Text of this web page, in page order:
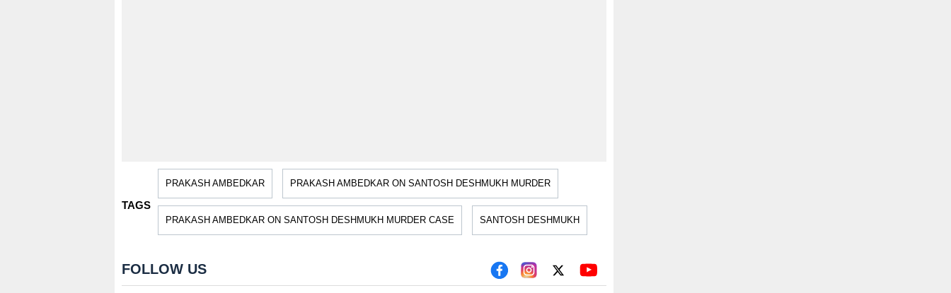
TAGS
PRAKASH AMBEDKAR PRAKASH AMBEDKAR ON SANTOSH DESHMUKH MURDER
PRAKASH AMBEDKAR ON SANTOSH DESHMUKH MURDER CASE SANTOSH DESHMUKH
FOLLOW US